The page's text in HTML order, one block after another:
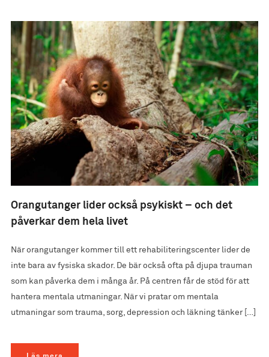
Orangutanger lider också psykiskt – och det
påverkar dem hela livet
När orangutanger kommer till ett rehabiliteringscenter lider de
inte bara av fysiska skador. De bär också ofta på djupa trauman
som kan påverka dem i många år. På centren får de stöd för att
hantera mentala utmaningar. När vi pratar om mentala
utmaningar som trauma, sorg, depression och läkning tänker […]